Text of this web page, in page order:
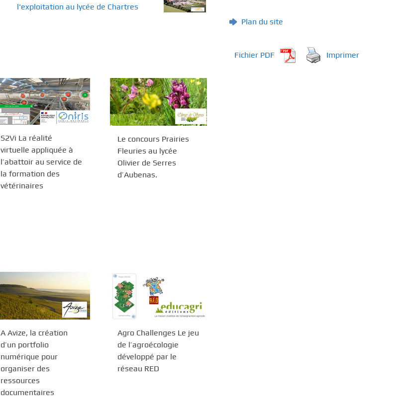
l'exploitation au lycée de Chartres
S2Vi La réalité
virtuelle appliquée à
l’abattoir au service de
la formation des
vétérinaires
Le concours Prairies
Fleuries au lycée
Olivier de Serres
d’Aubenas.
A Avize, la création
d’un portfolio
numérique pour
organiser des
ressources
documentaires
Agro Challenges Le jeu
de l’agroécologie
développé par le
réseau RED
Plan du site
Fichier PDF Imprimer